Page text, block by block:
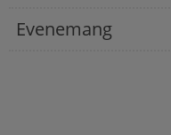
Evenemang